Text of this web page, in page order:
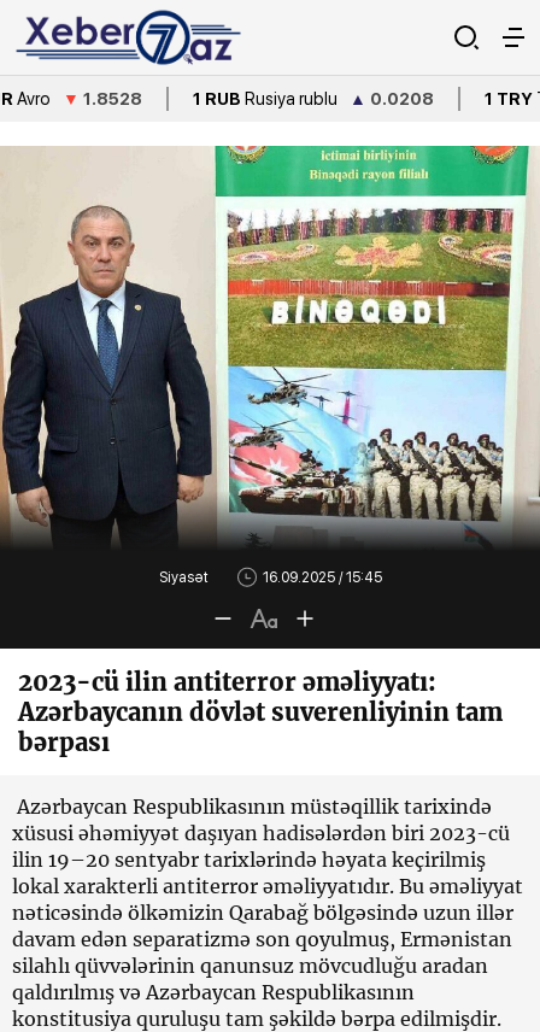
1 RUB Rusiya rublu ▲0.0208 1 TRY Türkiyə
Siyasət 16.09.2025 / 15:45
2023-cü ilin antiterror əməliyyatı:
Azərbaycanın dövlət suverenliyinin tam
bərpası
Azərbaycan Respublikasının müstəqillik tarixində
xüsusi əhəmiyyət daşıyan hadisələrdən biri 2023-cü
ilin 19–20 sentyabr tarixlərində həyata keçirilmiş
lokal xarakterli antiterror əməliyyatıdır. Bu əməliyyat
nəticəsində ölkəmizin Qarabağ bölgəsində uzun illər
davam edən separatizmə son qoyulmuş, Ermənistan
silahlı qüvvələrinin qanunsuz mövcudluğu aradan
qaldırılmış və Azərbaycan Respublikasının
konstitusiya quruluşu tam şəkildə bərpa edilmişdir.